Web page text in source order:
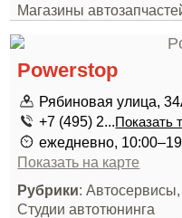
Магазины
Powerstop
Рябиновая улица,
+7 (495) 2...Показать
ежедневно,
Показать на карте
Рубрики:
Студии автотюнинга